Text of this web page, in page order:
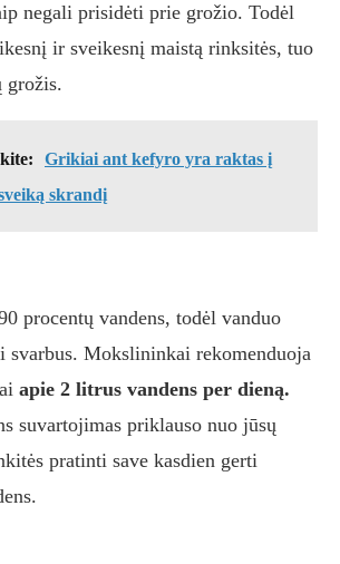
negali prisidėti prie grožio. Todėl
ir sveikesnį maistą rinksitės, tuo
grožis.
Grikiai ant kefyro yra raktas į
skrandį
procentų vandens, todėl vanduo
svarbus. Mokslininkai rekomenduoja
apie 2 litrus vandens per dieną.
suvartojimas priklauso nuo jūsų
pratinti save kasdien gerti